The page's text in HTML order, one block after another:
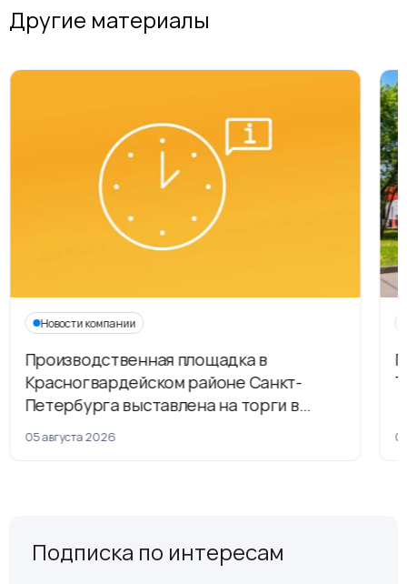
Другие материалы
Новости компании
Производственная площадка в
Красногвардейском районе Санкт-
Петербурга выставлена на торги в
рамках приватизации
05 августа 2026
Подписка по интересам